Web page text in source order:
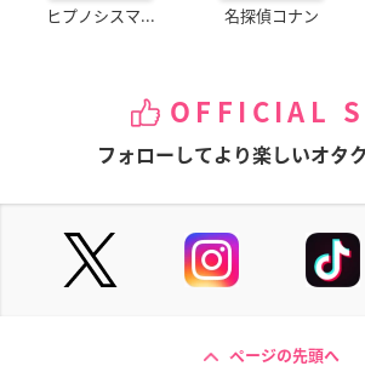
ヒプノシスマ... 名探偵コナン
OFFICIAL
フォローしてより楽しいオタ
ページの先頭へ